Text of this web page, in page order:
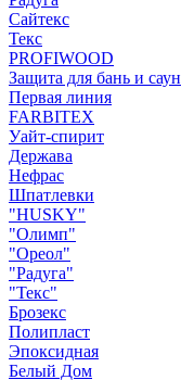
Сайтекс
Текс
PROFIWOOD
Защита для бань и саун
Первая линия
FARBITEX
Уайт-спирит
Держава
Нефрас
Шпатлевки
"HUSKY"
"Олимп"
"Ореол"
"Радуга"
"Текс"
Брозекс
Полипласт
Эпоксидная
Белый Дом